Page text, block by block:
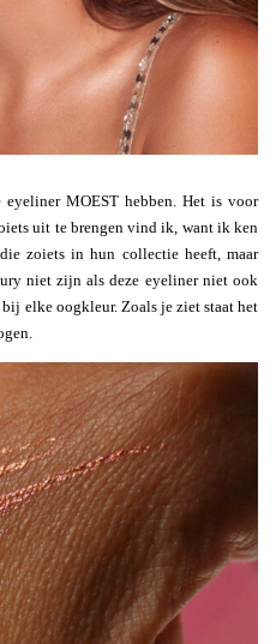
MOEST hebben. Het is voor
uit te brengen vind ik, want ik ken
zoiets in hun collectie heeft, maar
niet zijn als deze eyeliner niet ook
elke oogkleur. Zoals je ziet staat het